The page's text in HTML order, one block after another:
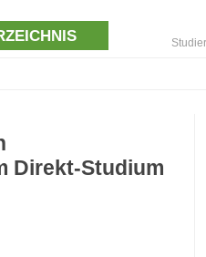
Direkt-Studium